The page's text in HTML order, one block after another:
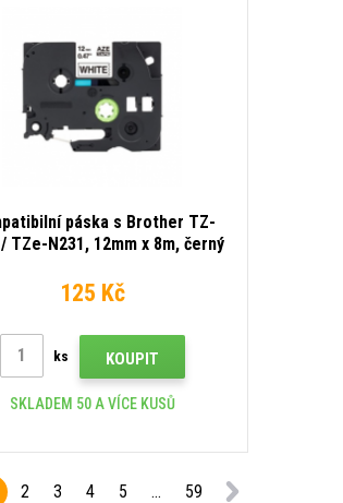
páska s Brother TZ-
TZe-N231, 12mm x 8m, černý
125 Kč
ks KOUPIT
SKLADEM 50 A VÍCE KUSŮ
2 3 4 5 ... 59